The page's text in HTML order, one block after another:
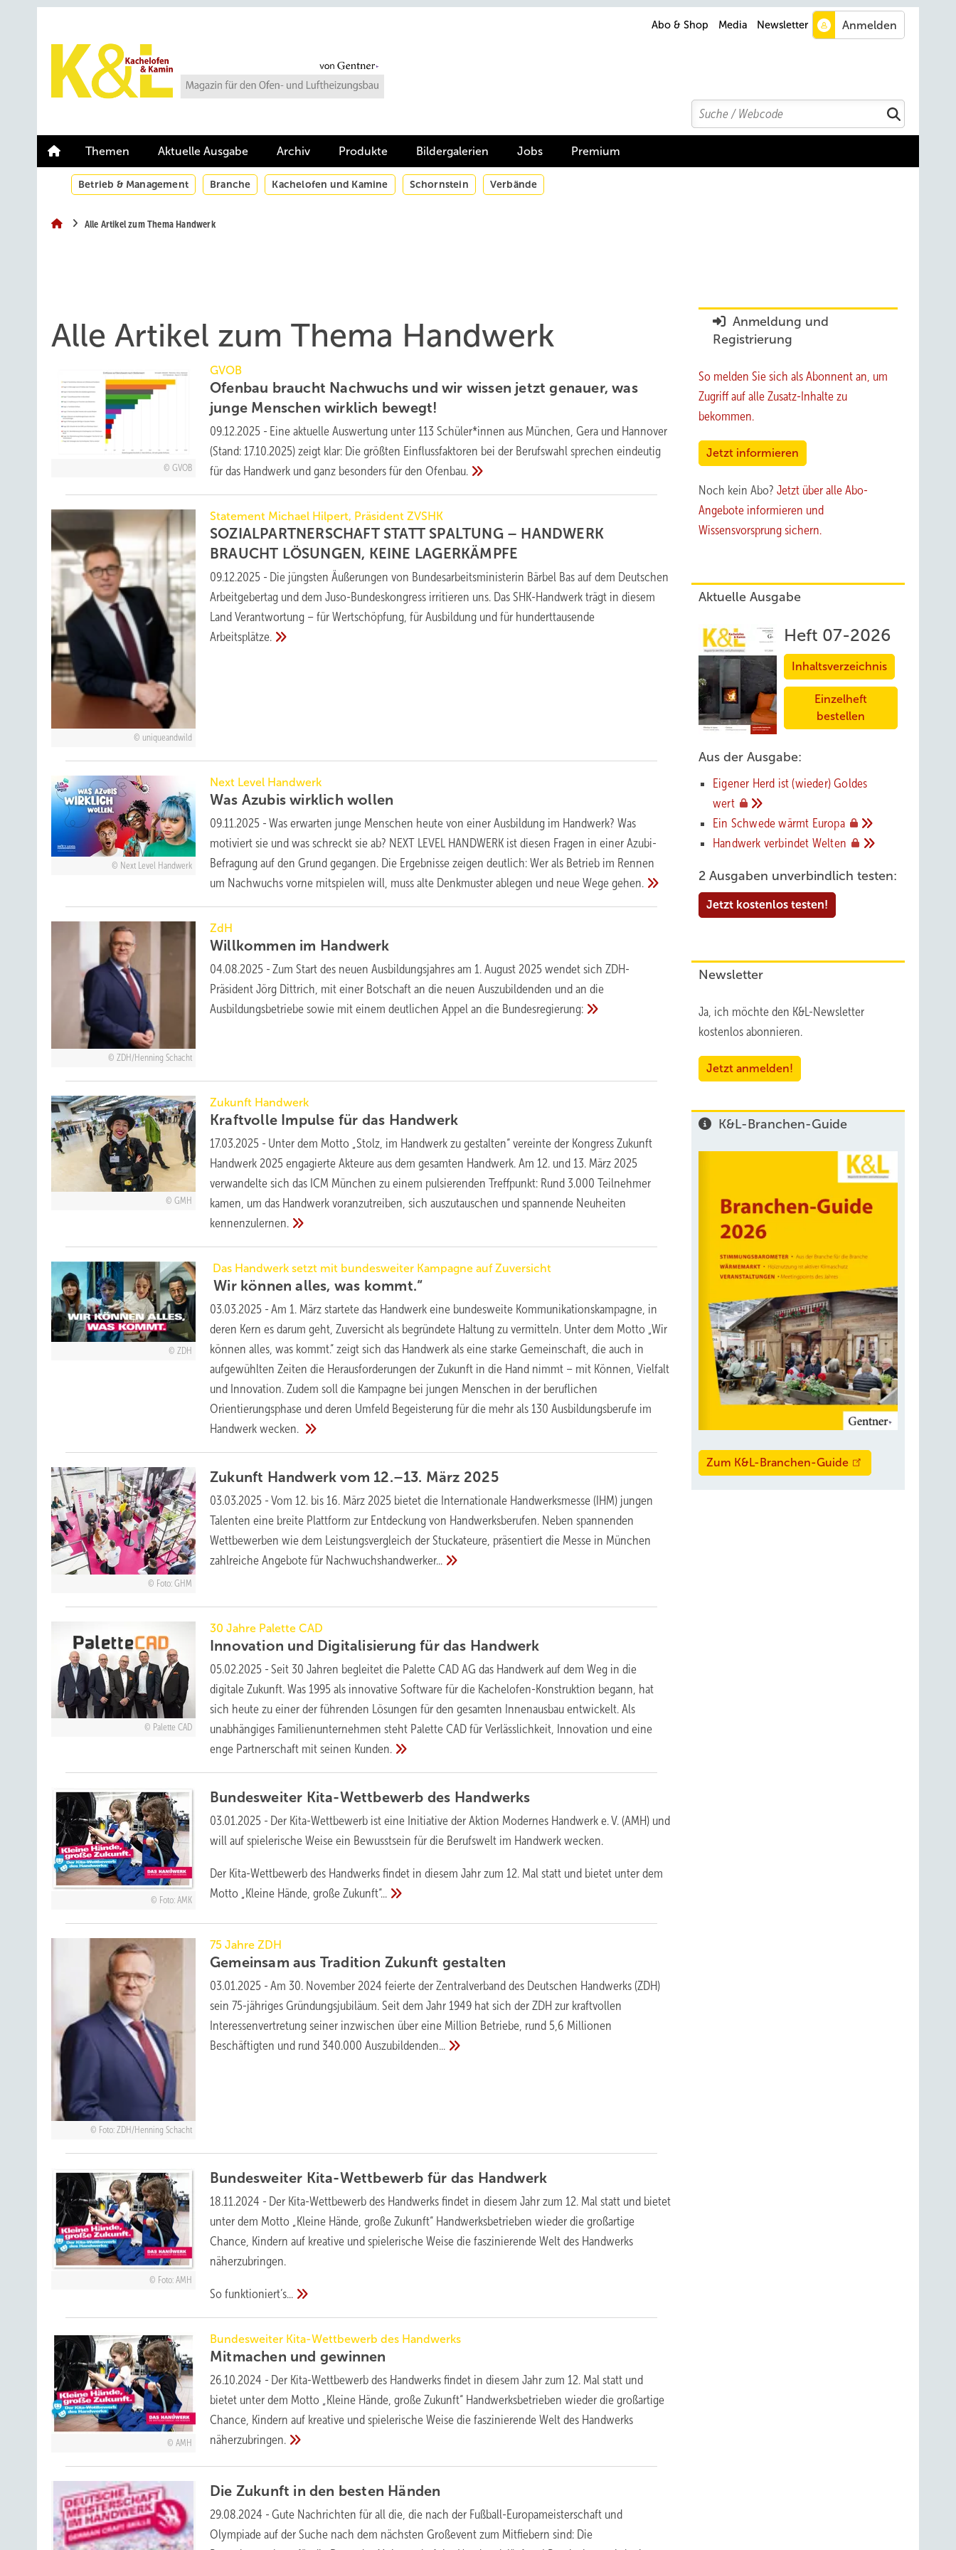
Abo & Shop Media Newsletter
Search
Suchen
Themen Aktuelle Ausgabe Archiv Produkte Bildergalerien Jobs Premium
Betrieb & Management Branche Kachelofen und Kamine Schornstein Verbände
Alle Artikel zum Thema Handwerk
Alle Artikel zum Thema Handwerk
GVOB
GVOB
Ofenbau braucht Nachwuchs und wir wissen jetzt genauer, was
junge Menschen wirklich bewegt!
09.12.2025 - Eine aktuelle Auswertung unter 113 Schüler*innen aus München, Gera und Hannover
(Stand: 17.10.2025) zeigt klar: Die größten Einflussfaktoren bei der Berufswahl sprechen eindeutig
für das Handwerk und ganz besonders für denOfenbau.
uniqueandwild
Statement Michael Hilpert, Präsident ZVSHK
SOZIALPARTNERSCHAFT STATT SPALTUNG – HANDWERK
BRAUCHT LÖSUNGEN, KEINE LAGERKÄMPFE
09.12.2025 - Die jüngsten Äußerungen von Bundesarbeitsministerin Bärbel Bas auf dem Deutschen
Arbeitgebertag und dem Juso-Bundeskongress irritieren uns. Das SHK-Handwerk trägt in diesem
Land Verantwortung – für Wertschöpfung, für Ausbildung und für hunderttausende
Arbeitsplätze.
Next Level Handwerk
Next Level Handwerk
Was Azubis wirklichwollen
09.11.2025 - Was erwarten junge Menschen heute von einer Ausbildung im Handwerk? Was
motiviert sie und was schreckt sie ab? NEXT LEVEL HANDWERK ist diesen Fragen in einer Azubi-
Befragung auf den Grund gegangen. Die Ergebnisse zeigen deutlich: Wer als Betrieb im Rennen
um Nachwuchs vorne mitspielen will, muss alte Denkmuster ablegen und neue Wegegehen.
ZDH/Henning Schacht
ZdH
Willkommen im Handwerk
04.08.2025 - Zum Start des neuen Ausbildungsjahres am 1. August 2025 wendet sich ZDH-
Präsident Jörg Dittrich, mit einer Botschaft an die neuen Auszubildenden und an die
Ausbildungsbetriebe sowie mit einem deutlichen Appel an die Bundesregierung:
GMH
Zukunft Handwerk
Kraftvolle Impulse für das Handwerk
17.03.2025 - Unter dem Motto „Stolz, im Handwerk zu gestalten“ vereinte der Kongress Zukunft
Handwerk 2025 engagierte Akteure aus dem gesamten Handwerk. Am 12. und 13. März 2025
verwandelte sich das ICM München zu einem pulsierenden Treffpunkt: Rund 3.000 Teilnehmer
kamen, um das Handwerk voranzutreiben, sich auszutauschen und spannende Neuheiten
kennenzulernen.
ZDH
Das Handwerk setzt mit bundesweiter Kampagne auf Zuversicht
Wir können alles, was kommt.“
03.03.2025 - Am 1. März startete das Handwerk eine bundesweite Kommunikationskampagne, in
deren Kern es darum geht, Zuversicht als begründete Haltung zu vermitteln. Unter dem Motto „Wir
können alles, was kommt.“ zeigt sich das Handwerk als eine starke Gemeinschaft, die auch in
aufgewühlten Zeiten die Herausforderungen der Zukunft in die Hand nimmt – mit Können, Vielfalt
und Innovation. Zudem soll die Kampagne bei jungen Menschen in der beruflichen
Orientierungsphase und deren Umfeld Begeisterung für die mehr als 130 Ausbildungsberufe im
Handwerkwecken.
Foto: GHM
Zukunft Handwerk vom 12.–13. März 2025
03.03.2025 - Vom 12. bis 16. März 2025 bietet die Internationale Handwerksmesse (IHM) jungen
Talenten eine breite Plattform zur Entdeckung von Handwerksberufen. Neben spannenden
Wettbewerben wie dem Leistungsvergleich der Stuckateure, präsentiert die Messe in München
zahlreiche Angebote für Nachwuchshandwerker...
Palette CAD
30 Jahre Palette CAD
Innovation und Digitalisierung für das Handwerk
05.02.2025 - Seit 30 Jahren begleitet die Palette CAD AG das Handwerk auf dem Weg in die
digitale Zukunft. Was 1995 als innovative Software für die Kachelofen-Konstruktion begann, hat
sich heute zu einer der führenden Lösungen für den gesamten Innenausbau entwickelt. Als
unabhängiges Familienunternehmen steht Palette CAD für Verlässlichkeit, Innovation und eine
enge Partnerschaft mit seinen Kunden.
Foto: AMK
Bundesweiter Kita-Wettbewerb des Handwerks
03.01.2025 - Der Kita-Wettbewerb ist eine Initiative der Aktion Modernes Handwerk e. V. (AMH) und
will auf spielerische Weise ein Bewusstsein für die Berufswelt im Handwerk wecken.
Der Kita-Wettbewerb des Handwerks findet in diesem Jahr zum 12. Mal statt und bietet unter dem
Motto „Kleine Hände, großeZukunft“...
Foto: ZDH/Henning Schacht
75 Jahre ZDH
Gemeinsam aus Tradition Zukunft gestalten
03.01.2025 - Am 30. November 2024 feierte der Zentralverband des Deutschen Handwerks (ZDH)
sein 75-jähriges Gründungsjubiläum. Seit dem Jahr 1949 hat sich der ZDH zur kraftvollen
Interessenvertretung seiner inzwischen über eine Million Betriebe, rund 5,6 Millionen
Beschäftigten und rund 340.000Auszubildenden...
Foto: AMH
Bundesweiter Kita-Wettbewerb für das Handwerk
18.11.2024 - Der Kita-Wettbewerb des Handwerks findet in diesem Jahr zum 12. Mal statt und bietet
unter dem Motto „Kleine Hände, große Zukunft“ Handwerksbetrieben wieder die großartige
Chance, Kindern auf kreative und spielerische Weise die faszinierende Welt des Handwerks
näherzu­bringen.
Sofunktioniert’s...
AMH
Bundesweiter Kita-Wettbewerb des Handwerks
Mitmachen und gewinnen
26.10.2024 - Der Kita-Wettbewerb des Handwerks findet in diesem Jahr zum 12. Mal statt und
bietet unter dem Motto „Kleine Hände, große Zukunft“ Handwerksbetrieben wieder die großartige
Chance, Kindern auf kreative und spielerische Weise die faszinierende Welt des Handwerks
näherzubringen.
Die Zukunft in den besten Händen
29.08.2024 - Gute Nachrichten für all die, die nach der Fußball-Europameisterschaft und
Olympiade auf der Suche nach dem nächsten Großevent zum Mitfiebern sind: Die
Anmeldung und
Registrierung
So melden Sie sich als Abonnent an, um
Zugriff auf alle Zusatz-Inhalte zu
bekommen.
Jetzt informieren
Noch kein Abo? Jetzt über alle Abo-
Angebote informieren und
Wissensvorsprung sichern.
Aktuelle Ausgabe
Heft 07-2026
Inhaltsverzeichnis
Einzelheft
bestellen
Aus der Ausgabe:
Eigener Herd ist (wieder) Goldes
wert
Ein Schwede wärmt Europa
Handwerk verbindet Welten
2 Ausgaben unverbindlich testen:
Jetzt kostenlos testen!
Newsletter
Ja, ich möchte den K&L-Newsletter
kostenlos abonnieren.
Jetzt anmelden!
K&L-Branchen-Guide
Zum K&L-Branchen-Guide